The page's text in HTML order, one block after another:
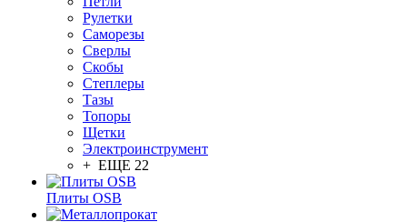
Рулетки
Саморезы
Сверлы
Скобы
Степлеры
Тазы
Топоры
Щетки
Электроинструмент
+ ЕЩЕ 22
Плиты OSB